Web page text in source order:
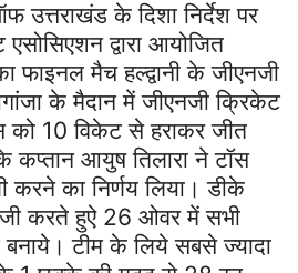
उत्तराखंड के दिशा निर्देश पर
द्वारा आयोजित
फाइनल मैच हल्द्वानी के जीएनजी
के मैदान में जीएनजी क्रिकेट
को 10 विकेट से हराकर जीत
कप्तान आयुष तिलारा ने टॉस
करने का निर्णय लिया। डीके
करते हुऐ 26 ओवर में सभी
टीम के लिये सबसे ज्यादा